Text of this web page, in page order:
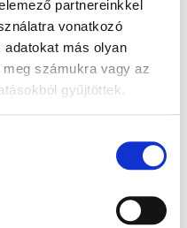
partnereinkkel
vonatkozó
más olyan
számukra vagy az
gyűjtöttek.